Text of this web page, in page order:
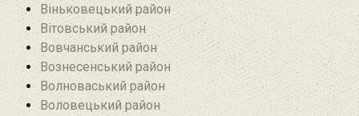
Віньковецький район
Вітовський район
Вовчанський район
Вознесенський район
Волноваський район
Воловецький район